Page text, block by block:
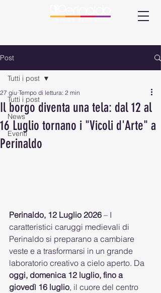
Post
Tutti i post
News
Eventi
Tutti i post
Il borgo diventa una tela: dal 12 al
16 Luglio tornano i "Vicoli d'Arte" a
Perinaldo
27 giu Tempo di lettura: 2 min
Perinaldo, 12 Luglio 2026 – I
caratteristici caruggi medievali di
Perinaldo si preparano a cambiare
veste e a trasformarsi in un grande
laboratorio creativo a cielo aperto. Da
oggi, domenica 12 luglio, fino a
giovedì 16 luglio, il cuore del centro